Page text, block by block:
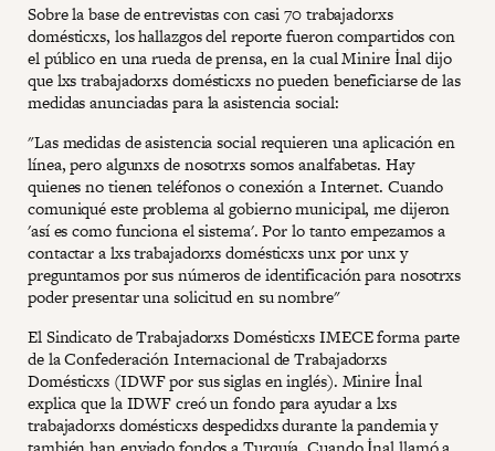
Sobre la base de entrevistas con casi 70 trabajadorxs
domésticxs, los hallazgos del reporte fueron compartidos con
el público en una rueda de prensa, en la cual Minire İnal dijo
que lxs trabajadorxs domésticxs no pueden beneficiarse de las
medidas anunciadas para la asistencia social:
"Las medidas de asistencia social requieren una aplicación en
línea, pero algunxs de nosotrxs somos analfabetas. Hay
quienes no tienen teléfonos o conexión a Internet. Cuando
comuniqué este problema al gobierno municipal, me dijeron
'así es como funciona el sistema'. Por lo tanto empezamos a
contactar a lxs trabajadorxs domésticxs unx por unx y
preguntamos por sus números de identificación para nosotrxs
poder presentar una solicitud en su nombre"
El Sindicato de Trabajadorxs Domésticxs IMECE forma parte
de la Confederación Internacional de Trabajadorxs
Domésticxs (IDWF por sus siglas en inglés). Minire İnal
explica que la IDWF creó un fondo para ayudar a lxs
trabajadorxs domésticxs despedidxs durante la pandemia y